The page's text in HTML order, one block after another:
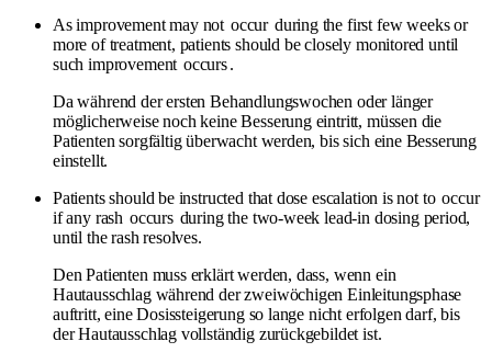
As improvement may not occur during the first few weeks or
more of treatment, patients should be closely monitored until
such improvement occurs.
Da während der ersten Behandlungswochen oder länger
möglicherweise noch keine Besserung eintritt, müssen die
Patienten sorgfältig überwacht werden, bis sich eine Besserung
einstellt.
Patients should be instructed that dose escalation is not to occur
if any rash occurs during the two-week lead-in dosing period,
until the rash resolves.
Den Patienten muss erklärt werden, dass, wenn ein
Hautausschlag während der zweiwöchigen Einleitungsphase
auftritt, eine Dosissteigerung so lange nicht erfolgen darf, bis
der Hautausschlag vollständig zurückgebildet ist.